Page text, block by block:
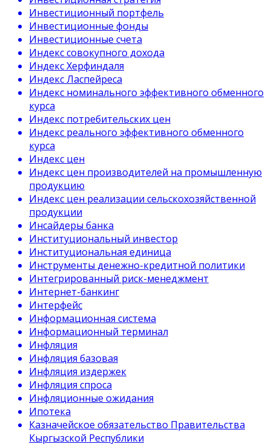
Инвестиционный портфель
Инвестиционные фонды
Инвестиционные счета
Индекс совокупного дохода
Индекс Херфиндаля
Индекс Ласпейреса
Индекс номинального эффективного обменного
курса
Индекс потребительских цен
Индекс реального эффективного обменного
курса
Индекс цен
Индекс цен производителей на промышленную
продукцию
Индекс цен реализации сельскохозяйственной
продукции
Инсайдеры банка
Институциональный инвестор
Институциональная единица
Инструменты денежно-кредитной политики
Интегрированный риск-менеджмент
Интернет-банкинг
Интерфейс
Информационная система
Информационный терминал
Инфляция
Инфляция базовая
Инфляция издержек
Инфляция спроса
Инфляционные ожидания
Ипотека
Казначейское обязательство Правительства
Кыргызской Республики